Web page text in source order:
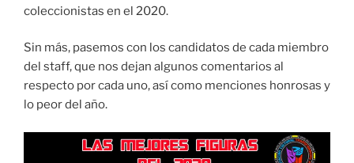
coleccionistas en el 2020.
Sin más, pasemos con los candidatos de cada miembro
del staff, que nos dejan algunos comentarios al
respecto por cada uno, así como menciones honrosas y
lo peor del año.